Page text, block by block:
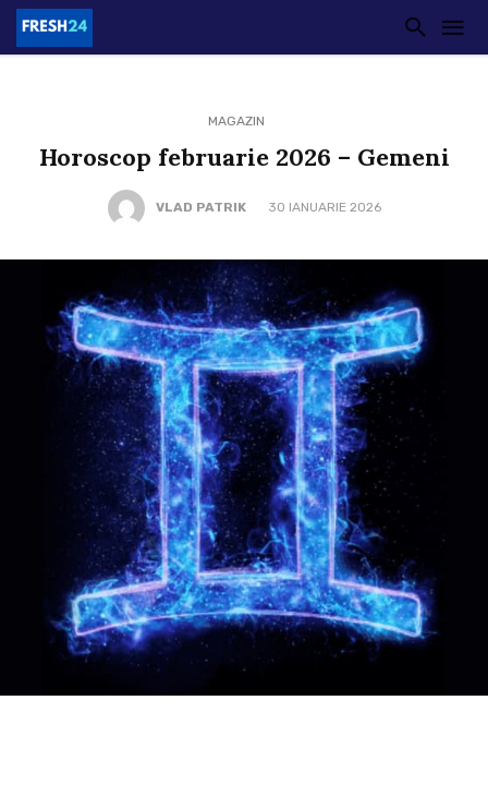
MAGAZIN
Horoscop februarie 2026 – Gemeni
VLAD PATRIK 30 IANUARIE 2026